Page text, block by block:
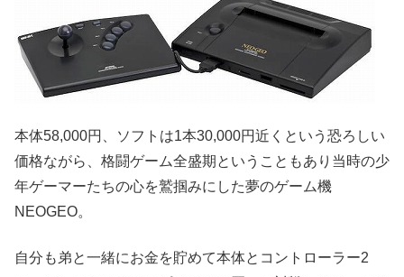
本体58,000円、ソフトは1本30,000円近くという恐ろしい
価格ながら、格闘ゲーム全盛期ということもあり当時の少
年ゲーマーたちの心を鷲掴みにした夢のゲーム機
NEOGEO。
自分も弟と一緒にお金を貯めて本体とコントローラー2